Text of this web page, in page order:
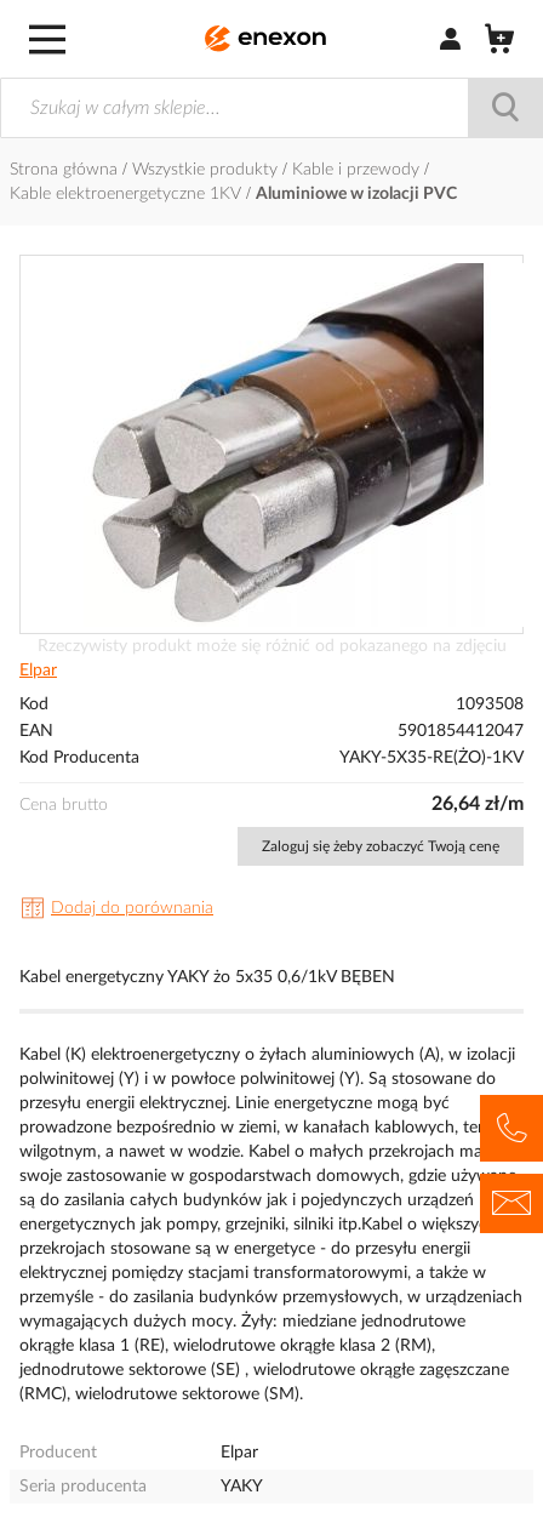
Zaloguj się /
Strona główna Wszystkie produkty
Kable i przewody
Kable elektroenergetyczne 1KV
Aluminiowe w izolacji PVC
Przejdź
na
początek
Rzeczywisty produkt może się różnić od pokazanego na zdjęciu
Elpar
Kod
1093508
EAN
5901854412047
Kod Producenta
YAKY-5X35-RE(ŻO)-1KV
Cena brutto 26,64 zł/m
Zaloguj się żeby zobaczyć Twoją cenę
Dodaj do porównania
Kabel energetyczny YAKY żo 5x35 0,6/1kV BĘBEN
Kabel (K) elektroenergetyczny o żyłach aluminiowych (A), w izolacji
polwinitowej (Y) i w powłoce polwinitowej (Y). Są stosowane do
przesyłu energii elektrycznej. Linie energetyczne mogą być
prowadzone bezpośrednio w ziemi, w kanałach kablowych, terenie
wilgotnym, a nawet w wodzie. Kabel o małych przekrojach mają
swoje zastosowanie w gospodarstwach domowych, gdzie używane
są do zasilania całych budynków jak i pojedynczych urządzeń
energetycznych jak pompy, grzejniki, silniki itp.Kabel o większych
przekrojach stosowane są w energetyce - do przesyłu energii
elektrycznej pomiędzy stacjami transformatorowymi, a także w
przemyśle - do zasilania budynków przemysłowych, w urządzeniach
wymagających dużych mocy. Żyły: miedziane jednodrutowe
okrągłe klasa 1 (RE), wielodrutowe okrągłe klasa 2 (RM),
jednodrutowe sektorowe (SE) , wielodrutowe okrągłe zagęszczane
(RMC), wielodrutowe sektorowe (SM).
Producent
Elpar
Seria producenta
YAKY